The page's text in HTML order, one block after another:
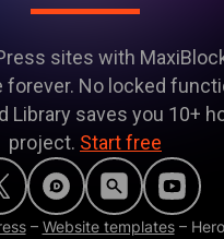
sites with
No locked
Library saves you 10+
project. Start free
– Website templates–